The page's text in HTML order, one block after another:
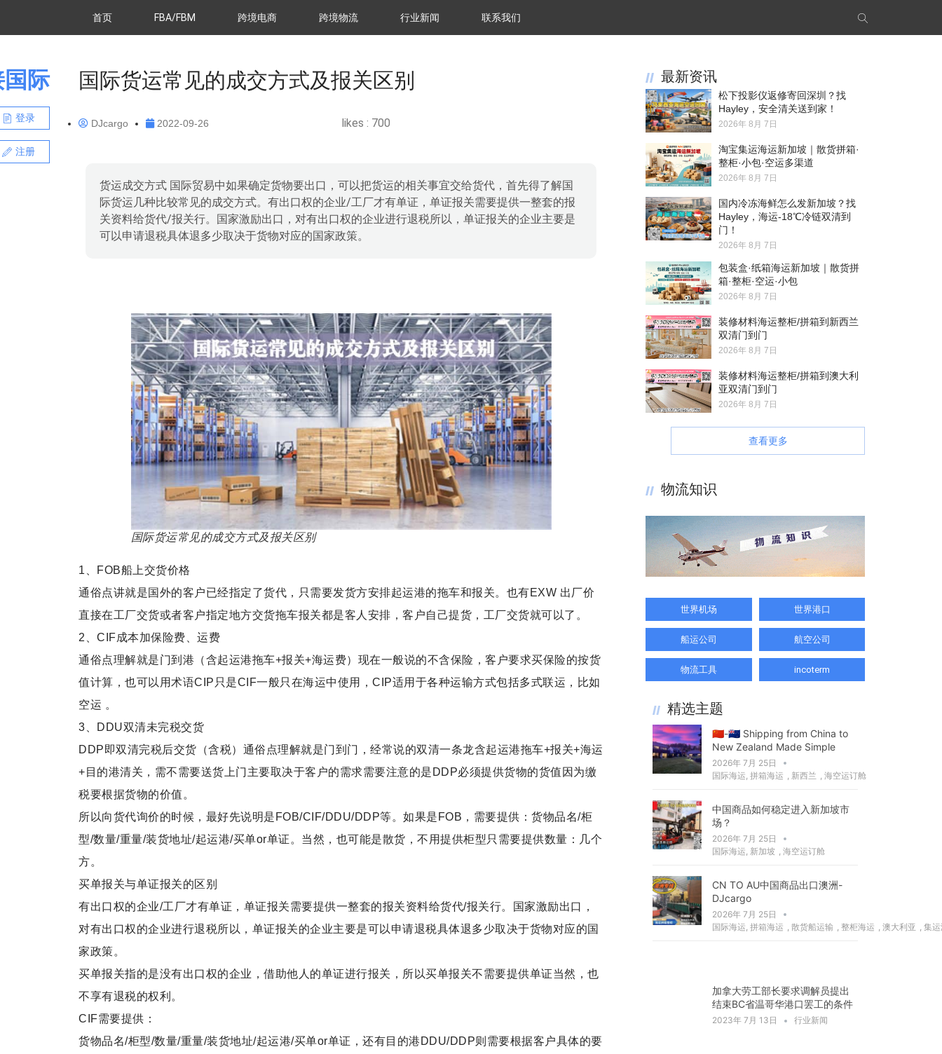
首页 FBA/FBM 跨境电商 跨境物流 行业新闻 联系我们
际
登录
注册
国际货运常见的成交方式及报关区别
DJcargo 2022-09-26 likes : 700
货运成交方式 国际贸易中如果确定货物要出口，可以把货运的相关事宜交给货代，首先得了解国
际货运几种比较常见的成交方式。有出口权的企业/工厂才有单证，单证报关需要提供一整套的报
关资料给货代/报关行。国家激励出口，对有出口权的企业进行退税所以，单证报关的企业主要是
可以申请退税具体退多少取决于货物对应的国家政策。
国际货运常见的成交方式及报关区别
1、FOB船上交货价格
通俗点讲就是国外的客户已经指定了货代，只需要发货方安排起运港的拖车和报关。也有EXW 出厂价
直接在工厂交货或者客户指定地方交货拖车报关都是客人安排，客户自己提货，工厂交货就可以了。
2、CIF成本加保险费、运费
通俗点理解就是门到港（含起运港拖车+报关+海运费）现在一般说的不含保险，客户要求买保险的按货
值计算，也可以用术语CIP只是CIF一般只在海运中使用，CIP适用于各种运输方式包括多式联运，比如
空运 。
3、DDU双清未完税交货
DDP即双清完税后交货（含税）通俗点理解就是门到门，经常说的双清一条龙含起运港拖车+报关+海运
+目的港清关，需不需要送货上门主要取决于客户的需求需要注意的是DDP必须提供货物的货值因为缴
税要根据货物的价值。
所以向货代询价的时候，最好先说明是FOB/CIF/DDU/DDP等。如果是FOB，需要提供：货物品名/柜
型/数量/重量/装货地址/起运港/买单or单证。当然，也可能是散货，不用提供柜型只需要提供数量：几个
方。
买单报关与单证报关的区别
有出口权的企业/工厂才有单证，单证报关需要提供一整套的报关资料给货代/报关行。国家激励出口，
对有出口权的企业进行退税所以，单证报关的企业主要是可以申请退税具体退多少取决于货物对应的国
家政策。
买单报关指的是没有出口权的企业，借助他人的单证进行报关，所以买单报关不需要提供单证当然，也
不享有退税的权利。
CIF需要提供：
货物品名/柜型/数量/重量/装货地址/起运港/买单or单证，还有目的港DDU/DDP则需要根据客户具体的要
最新资讯
松下投影仪返修寄回深圳？找
Hayley，安全清关送到家！
2026年 8月 7日
淘宝集运海运新加坡｜散货拼箱·
整柜·小包·空运多渠道
2026年 8月 7日
国内冷冻海鲜怎么发新加坡？找
Hayley，海运-18℃冷链双清到
门！
2026年 8月 7日
包装盒·纸箱海运新加坡｜散货拼
箱·整柜·空运·小包
2026年 8月 7日
装修材料海运整柜/拼箱到新西兰
双清门到门
2026年 8月 7日
装修材料海运整柜/拼箱到澳大利
亚双清门到门
2026年 8月 7日
查看更多
物流知识
世界机场
船运公司
物流工具
世界港口
航空公司
incoterm
精选主题
🇨🇳-🇳🇿 Shipping from China to
New Zealand Made Simple
2026年 7月 25日
国际海运 拼箱海运 新西兰 海空运订舱
中国商品如何稳定进入新加坡市
场？
2026年 7月 25日
国际海运 新加坡 海空运订舱
CN TO AU中国商品出口澳洲-
DJcargo
2026年 7月 25日
国际海运 拼箱海运 散货船运输 整柜海运 澳大利亚 集
加拿大劳工部长要求调解员提出
结束BC省温哥华港口罢工的条件
2023年 7月 13日 行业新闻